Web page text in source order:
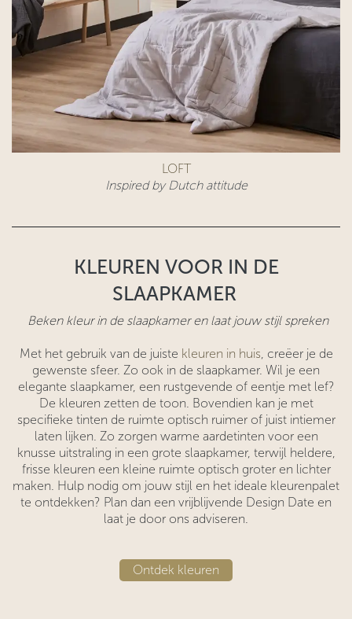
LOFT
Inspired by Dutch attitude​
KLEUREN VOOR IN DE
SLAAPKAMER
Beken kleur in de slaapkamer en laat jouw stijl spreken
Met het gebruik van de juiste kleuren in huis, creëer je de
gewenste sfeer. Zo ook in de slaapkamer. Wil je een
elegante slaapkamer, een rustgevende of eentje met lef?
De kleuren zetten de toon. Bovendien kan je met
specifieke tinten de ruimte optisch ruimer of juist intiemer
laten lijken. Zo zorgen warme aardetinten voor een
knusse uitstraling in een grote slaapkamer, terwijl heldere,
frisse kleuren een kleine ruimte optisch groter en lichter
maken. Hulp nodig om jouw stijl en het ideale kleurenpalet
te ontdekken? Plan dan een vrijblijvende Design Date en
laat je door ons adviseren.
​​Ontdek kleuren